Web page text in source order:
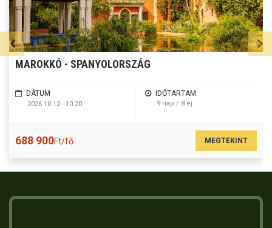
MAROKKÓ - SPANYOLORSZÁG
DÁTUM
2026.10.12 - 10.20.
IDŐTARTAM
9 nap / 8 éj
688 900Ft/fő MEGTEKINT